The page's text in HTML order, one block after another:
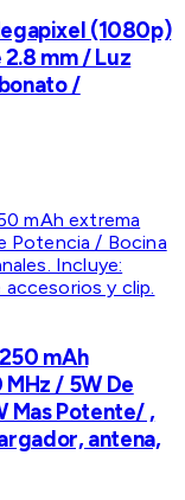
(1080p)
mm / Luz
/
mAh
/ 5W De
Mas Potente/ ,
antena,